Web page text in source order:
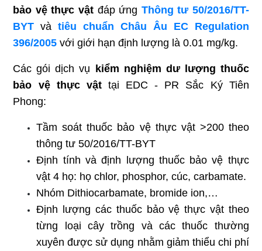
bảo vệ thực vật đáp ứng Thông tư 50/2016/TT-
BYT vàtiêu chuẩn Châu Âu EC Regulation
396/2005 với giới hạn định lượng là 0.01 mg/kg.
Các gói dịch vụ kiểm nghiệm dư lượng thuốc
bảo vệ thực vậttại EDC - PR Sắc Ký Tiên
Phong:
Tầm soát thuốc bảo vệ thực vật >200 theo
thông tư 50/2016/TT-BYT
Định tính và định lượng thuốc bảo vệ thực
vật 4 họ: họ chlor, phosphor, cúc, carbamate.
Nhóm Dithiocarbamate, bromide ion,…
Định lượng các thuốc bảo vệ thực vật theo
từng loại cây trồng và các thuốc thường
xuyên được sử dụng nhằm giảm thiểu chi phí